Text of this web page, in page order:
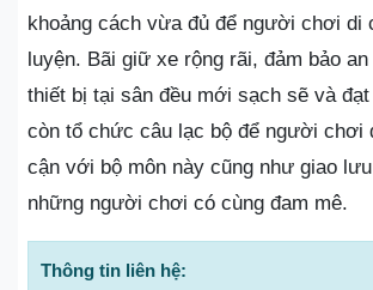
khoảng cách vừa đủ để người chơi di
luyện. Bãi giữ xe rộng rãi, đảm bảo an
thiết bị tại sân đều mới sạch sẽ và
còn tổ chức câu lạc bộ để người chơi
cận với bộ môn này cũng như giao
những người chơi có cùng đam mê.
Thông tin liên hệ: